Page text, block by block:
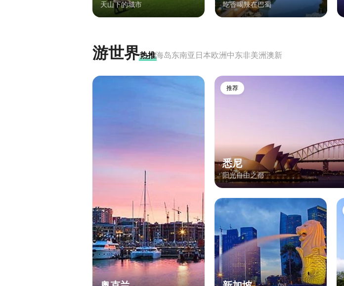
天山下的城市 吃香喝辣在巴蜀
游世界热推海岛东南亚 日本欧洲 中东非美洲澳新
推荐
悉尼
阳光自由之都